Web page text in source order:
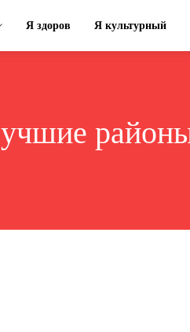
Я здоров Я культурный